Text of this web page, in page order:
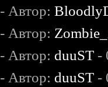
- Автор:
- Автор:
- Автор: duuST -
- Автор: duuST -